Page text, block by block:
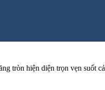
tròn hiện diện trọn vẹn suốt